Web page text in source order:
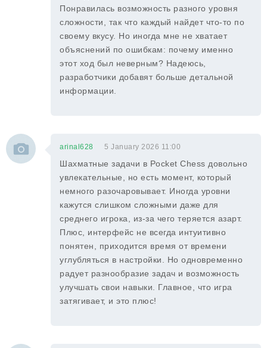
Понравилась возможность разного уровня
сложности, так что каждый найдет что-то по
своему вкусу. Но иногда мне не хватает
объяснений по ошибкам: почему именно
этот ход был неверным? Надеюсь,
разработчики добавят больше детальной
информации.
arinal628 5 January 2026 11:00
Шахматные задачи в Pocket Chess довольно
увлекательные, но есть момент, который
немного разочаровывает. Иногда уровни
кажутся слишком сложными даже для
среднего игрока, из-за чего теряется азарт.
Плюс, интерфейс не всегда интуитивно
понятен, приходится время от времени
углубляться в настройки. Но одновременно
радует разнообразие задач и возможность
улучшать свои навыки. Главное, что игра
затягивает, и это плюс!